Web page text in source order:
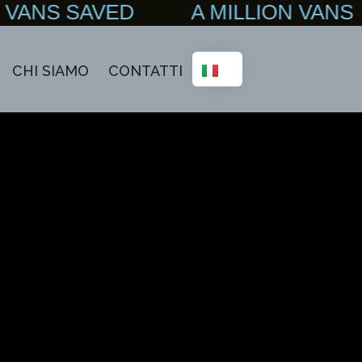
VANS SAVED A MILLION
CHI SIAMO CONTATTI